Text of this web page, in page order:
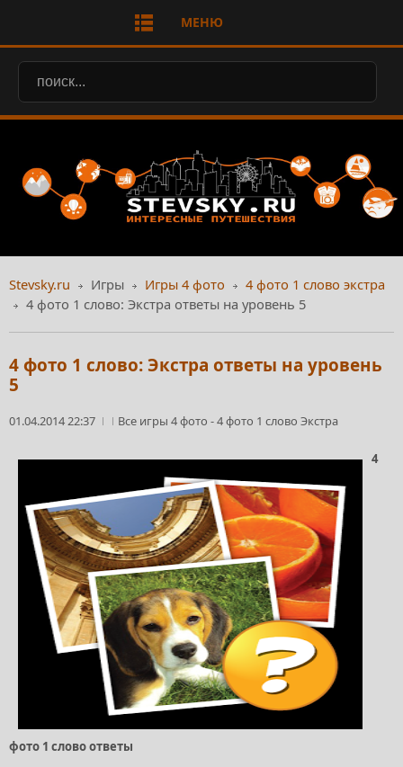
МЕНЮ
Stevsky.ru Игры Игры 4 фото
4 фото 1 слово экстра
4 фото 1 слово: Экстра ответы на уровень 5
4 фото 1 слово: Экстра ответы на уровень
5
01.04.2014 22:37 Все игры 4 фото -4 фото 1 слово Экстра
4
фото 1 слово ответы